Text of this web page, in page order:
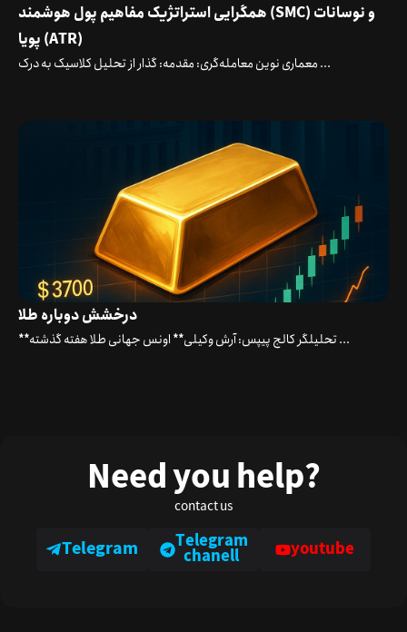
همگرایی استراتژیک مفاهیم پول هوشمند (SMC) و نوسانات
پویا (ATR)
معماری نوین معامله‌گری: مقدمه: گذار از تحلیل کلاسیک به درک ...
درخشش دوباره طلا
**تحلیلگر کالج پیپس: آرش وکیلی** اونس جهانی طلا هفته گذشته ...
Need you help?
contact us
Telegram Telegram
chanell youtube